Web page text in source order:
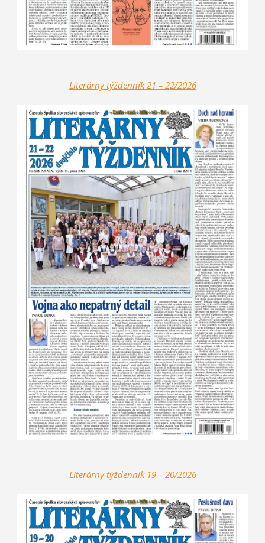
Literárny týždenník 21 – 22/2026
Literárny týždenník 19 – 20/2026